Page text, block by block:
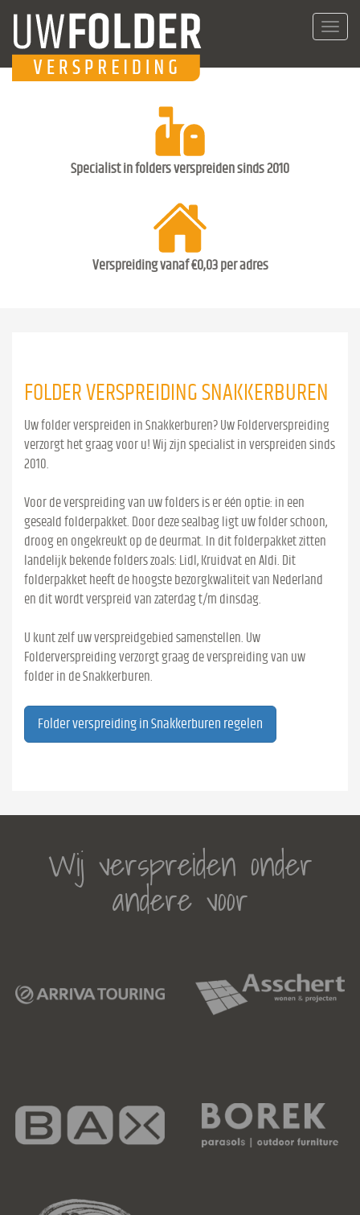
Specialist in folders verspreiden sinds 2010
Verspreiding vanaf €0,03 per adres
FOLDER VERSPREIDING SNAKKERBUREN
Uw folder verspreiden in Snakkerburen? Uw Folderverspreiding
verzorgt het graag voor u! Wij zijn specialist in verspreiden sinds
2010.
Voor de verspreiding van uw folders is er één optie: in een
geseald folderpakket. Door deze sealbag ligt uw folder schoon,
droog en ongekreukt op de deurmat. In dit folderpakket zitten
landelijk bekende folders zoals: Lidl, Kruidvat en Aldi. Dit
folderpakket heeft de hoogste bezorgkwaliteit van Nederland
en dit wordt verspreid van zaterdag t/m dinsdag.
U kunt zelf uw verspreidgebied samenstellen. Uw
Folderverspreiding verzorgt graag de verspreiding van uw
folder in de Snakkerburen.
Folder verspreiding in Snakkerburen regelen
Wij verspreiden onder
andere voor